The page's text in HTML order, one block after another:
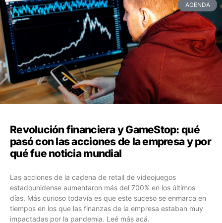
AGENDA
Revolución financiera y GameStop: qué
pasó con las acciones de la empresa y por
qué fue noticia mundial
Las acciones de la cadena de retail de videojuegos
estadounidense aumentaron más del 700% en los últimos
días. Más curioso todavía es que este suceso se enmarca en
tiempos en los que las finanzas de la empresa estaban muy
impactadas por la pandemia. Leé más acá.